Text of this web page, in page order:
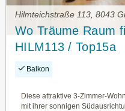
Hilmteichstraße 113, 8043
Wo Träume Raum
HILM113 / Top15a
Balkon
Diese attraktive 3-Zimmer-
mit ihrer sonnigen